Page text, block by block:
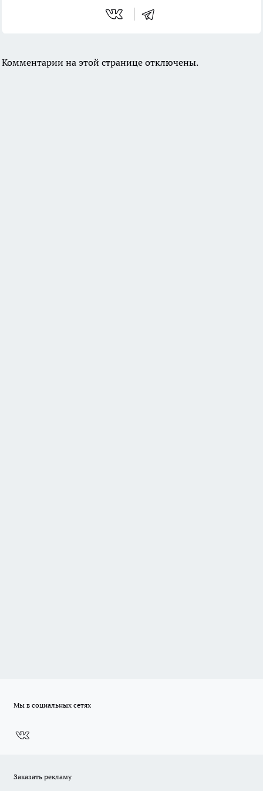
Комментарии на этой странице отключены.
Мы в социальных сетях
Заказать рекламу